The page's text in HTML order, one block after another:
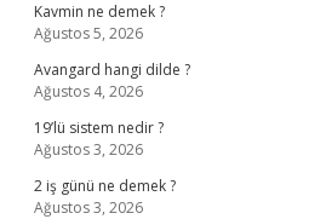
Kavmin ne demek ?
Ağustos 5, 2026
Avangard hangi dilde ?
Ağustos 4, 2026
19’lü sistem nedir ?
Ağustos 3, 2026
2 iş günü ne demek ?
Ağustos 3, 2026